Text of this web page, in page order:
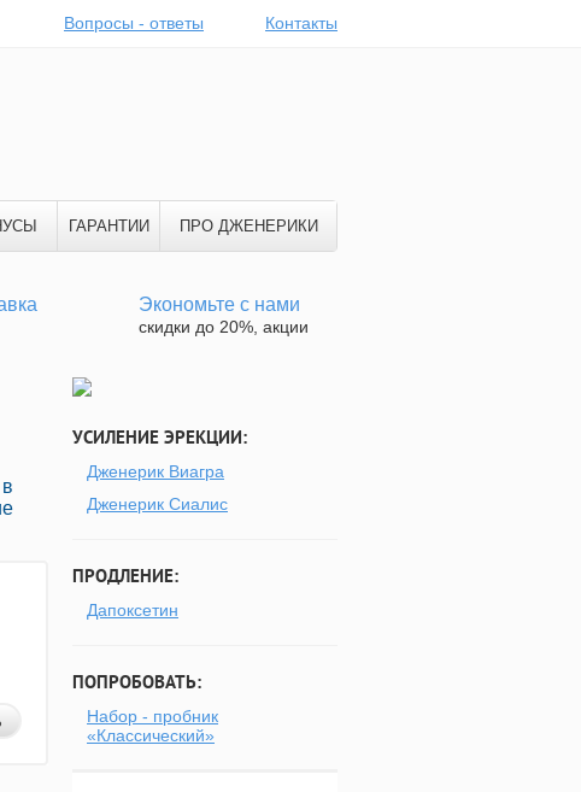
Вопросы - ответы Контакты
ГАРАНТИИ ПРО ДЖЕНЕРИКИ
Экономьте с нами
скидки до 20%, акции
УСИЛЕНИЕ ЭРЕКЦИИ:
Дженерик Виагра
Дженерик Сиалис
ПРОДЛЕНИЕ:
Дапоксетин
ПОПРОБОВАТЬ:
Набор - пробник
«Классический»